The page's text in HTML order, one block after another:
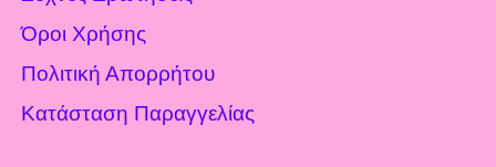
Όροι Χρήσης
Πολιτική Απορρήτου
Κατάσταση Παραγγελίας